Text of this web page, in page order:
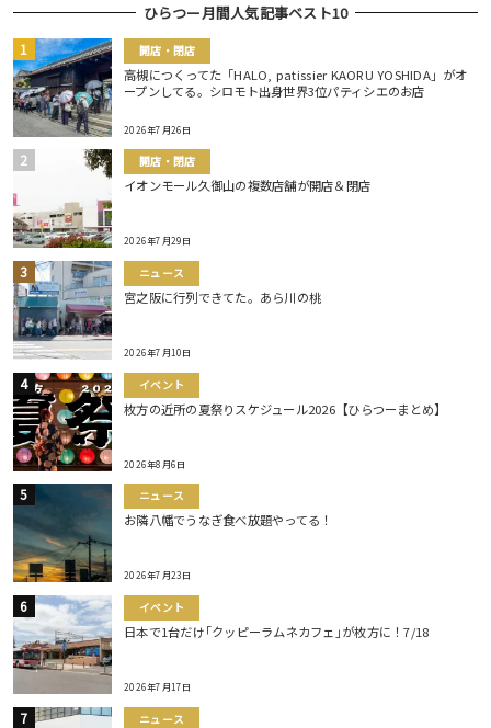
ひらつー月間人気記事ベスト10
開店・閉店
高槻につくってた「HALO, patissier KAORU YOSHIDA」がオ
ープンしてる。シロモト出身世界3位パティシエのお店
2026年7月26日
開店・閉店
イオンモール久御山の複数店舗が開店＆閉店
2026年7月29日
ニュース
宮之阪に行列できてた。あら川の桃
2026年7月10日
イベント
枚方の近所の夏祭りスケジュール2026【ひらつーまとめ】
2026年8月6日
ニュース
お隣八幡でうなぎ食べ放題やってる！
2026年7月23日
イベント
日本で1台だけ｢クッピーラムネカフェ｣が枚方に！7/18
2026年7月17日
ニュース